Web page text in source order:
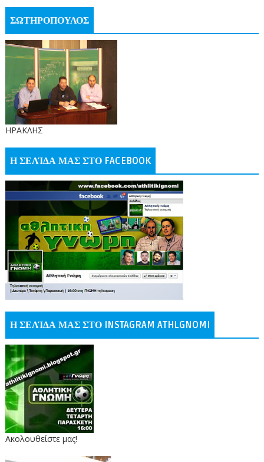
ΣΩΤΗΡΟΠΟΥΛΟΣ
ΗΡΑΚΛΗΣ
Η ΣΕΛΊΔΑ ΜΑΣ ΣΤΟ FACEBOOK
Η ΣΕΛΊΔΑ ΜΑΣ ΣΤΟ INSTAGRAM ATHLGNOMI
Ακολουθείστε μας!